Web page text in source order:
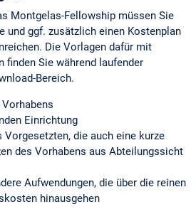
Montgelas-Fellowship müssen Sie
und ggf. zusätzlich einen Kostenplan
Die Vorlagen dafür mit
finden Sie während laufender
Bereich.
Einrichtung
die auch eine kurze
des Vorhabens aus Abteilungssicht
Aufwendungen, die über die reinen
hinausgehen